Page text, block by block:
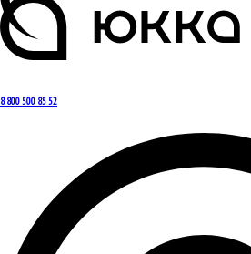
8 800 500 85 52